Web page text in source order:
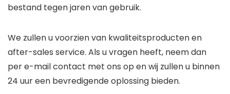
bestand tegen jaren van gebruik.
We zullen u voorzien van kwaliteitsproducten en
after-sales service. Als u vragen heeft, neem dan
per e-mail contact met ons op en wij zullen u binnen
24 uur een bevredigende oplossing bieden.